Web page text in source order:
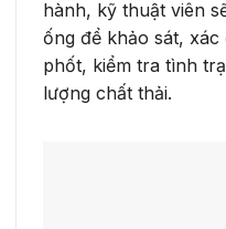
hành, kỹ thuật viên
ống để khảo sát,
phốt, kiểm tra tình
lượng chất thải.